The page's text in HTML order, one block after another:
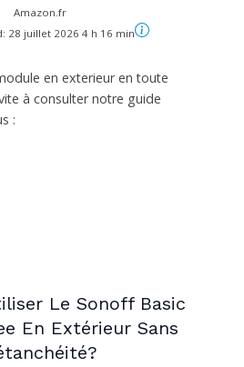
Amazon.fr
28 juillet 2026 4 h 16 min
en exterieur en toute
à consulter notre guide
:
Le Sonoff Basic
En Extérieur Sans